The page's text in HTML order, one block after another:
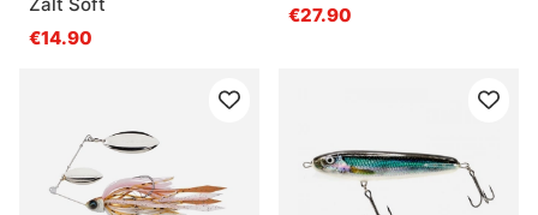
€14.90
€27.90